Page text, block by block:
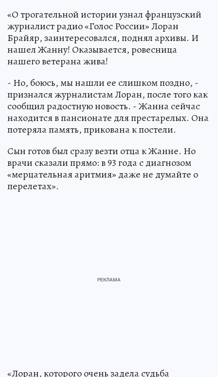
«О трогательной истории узнал французский
журналист радио «Голос России» Лоран
Брайяр, заинтересовался, поднял архивы. И
нашел Жанну! Оказывается, ровесница
нашего ветерана жива!
- Но, боюсь, мы нашли ее слишком поздно, -
признался журналистам Лоран, после того как
сообщил радостную новость. - Жанна сейчас
находится в пансионате для престарелых. Она
потеряла память, прикована к постели.
Сын готов был сразу везти отца к Жанне. Но
врачи сказали прямо: в 93 года с диагнозом
«мерцательная аритмия» даже не думайте о
перелетах».
«Лоран, которого очень задела судьба